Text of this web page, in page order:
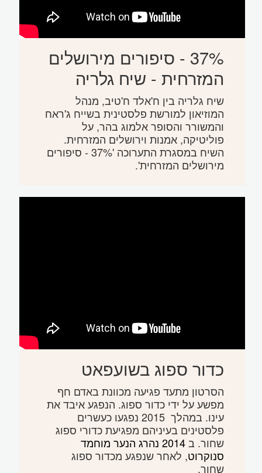
37% - סיפורים מירושלים
המזרחית - שיח גלריה
שיח גלריה בין ח'אלד ח'טיב, מנהל
המוזיאון למורשת פלסטינית בשייח ג'ראח
והמשורר והסופר אלמוג בהר, על
פוליטיקה, אמנות וירושלים המזרחית.
השיח במסגרת התערוכה '37% - סיפורים
מירושלים המזרחית'.
כדור ספוג בשועפאט
הסרטון מתעד פגיעה מכוונת באדם חף
מפשע על ידי כדור ספוג. הנפגע איבד את
עינו. במהלך 2015 נפגעו כעשרים
פלסטינים בעיניהם מפגיעת כדורי ספוג
שחור. ב
2014 נהרג הנער מוחמד
סנוקרוט, לאחר שנפגע מכדור ספוג
שחור.